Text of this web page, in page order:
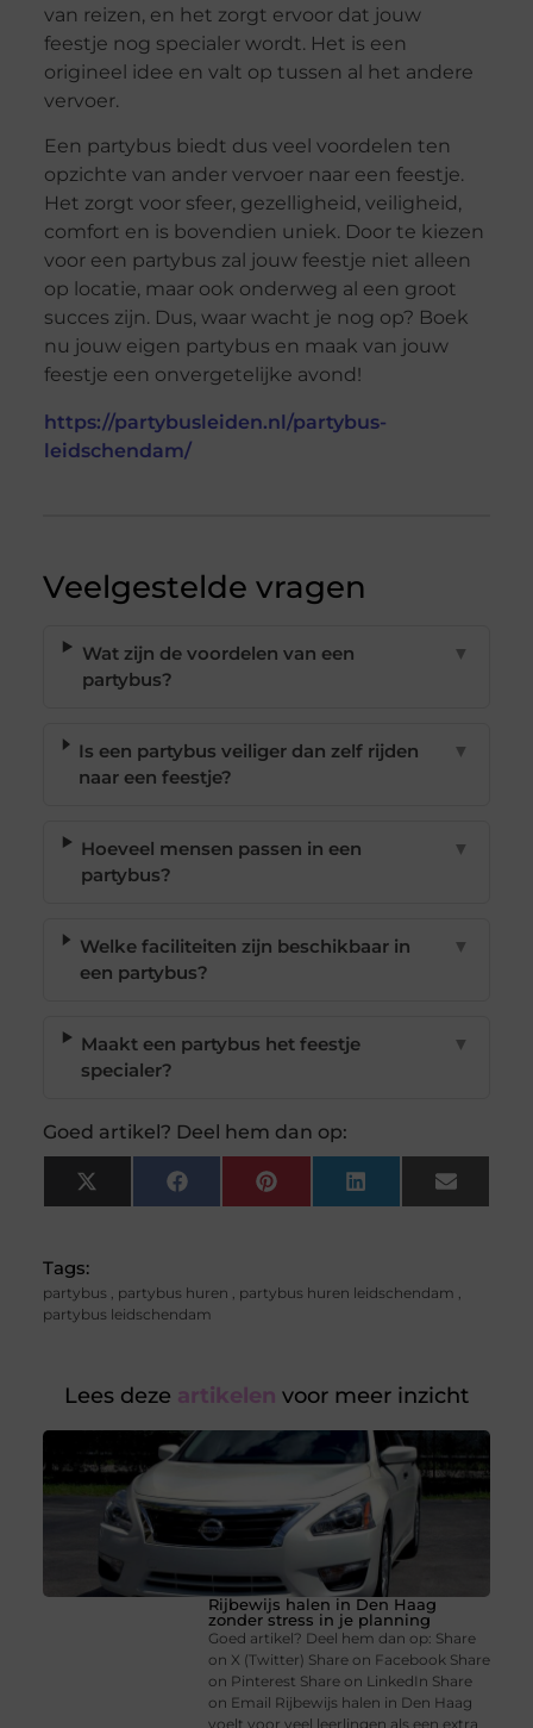
van reizen, en het zorgt ervoor dat jouw
feestje nog specialer wordt. Het is een
origineel idee en valt op tussen al het andere
vervoer.
Een partybus biedt dus veel voordelen ten
opzichte van ander vervoer naar een feestje.
Het zorgt voor sfeer, gezelligheid, veiligheid,
comfort en is bovendien uniek. Door te kiezen
voor een partybus zal jouw feestje niet alleen
op locatie, maar ook onderweg al een groot
succes zijn. Dus, waar wacht je nog op? Boek
nu jouw eigen partybus en maak van jouw
feestje een onvergetelijke avond!
https://partybusleiden.nl/partybus-
leidschendam/
Veelgestelde vragen
Wat zijn de voordelen van een
partybus?
▼
Is een partybus veiliger dan zelf rijden
naar een feestje?
▼
Hoeveel mensen passen in een
partybus?
▼
Welke faciliteiten zijn beschikbaar in
een partybus?
▼
Maakt een partybus het feestje
specialer?
▼
Goed artikel? Deel hem dan op:
X
(Twitter)
FacebookPinterest LinkedIn Email
Tags:
partybus, partybus huren , partybus huren leidschendam ,
partybus leidschendam
Lees deze artikelen voor meer inzicht
Rijbewijs halen in Den Haag
zonder stress in je planning
Goed artikel? Deel hem dan op: Share
on X (Twitter) Share on Facebook Share
on Pinterest Share on LinkedIn Share
on Email Rijbewijs halen in Den Haag
voelt voor veel leerlingen als een extra